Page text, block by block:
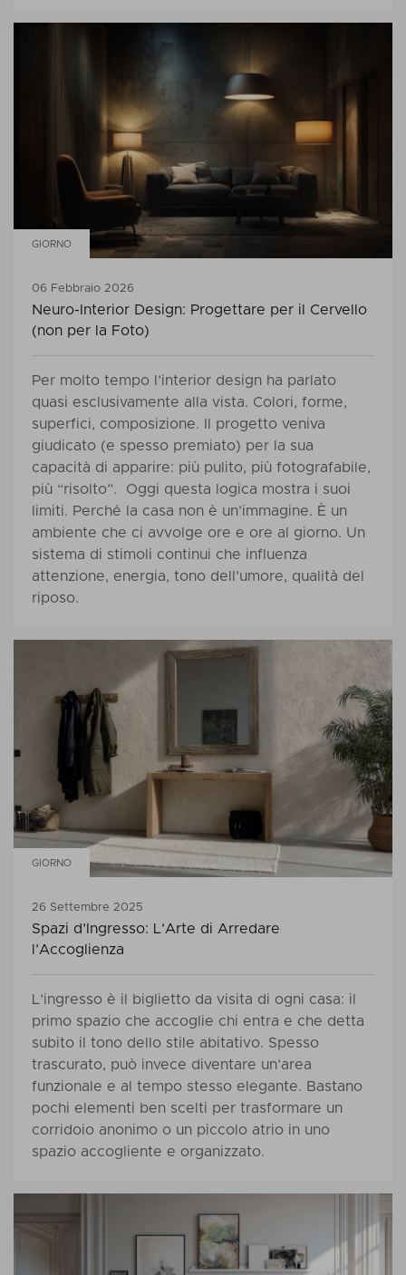
GIORNO
06 Febbraio 2026
Neuro-Interior Design: Progettare per il Cervello
(non per la Foto)
Per molto tempo l’interior design ha parlato
quasi esclusivamente alla vista. Colori, forme,
superfici, composizione. Il progetto veniva
giudicato (e spesso premiato) per la sua
capacità di apparire: più pulito, più fotografabile,
più “risolto”. Oggi questa logica mostra i suoi
limiti. Perché la casa non è un’immagine. È un
ambiente che ci avvolge ore e ore al giorno. Un
sistema di stimoli continui che influenza
attenzione, energia, tono dell’umore, qualità del
riposo.
GIORNO
26 Settembre 2025
Spazi d’Ingresso: L’Arte di Arredare
l’Accoglienza
L’ingresso è il biglietto da visita di ogni casa: il
primo spazio che accoglie chi entra e che detta
subito il tono dello stile abitativo. Spesso
trascurato, può invece diventare un’area
funzionale e al tempo stesso elegante. Bastano
pochi elementi ben scelti per trasformare un
corridoio anonimo o un piccolo atrio in uno
spazio accogliente e organizzato.